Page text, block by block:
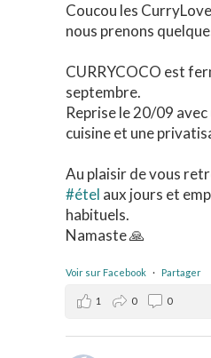
Coucou les
nous prenons
CURRYCOCO est
septembre.
Reprise le 20/09
cuisine et une
Au plaisir de vous
#étel aux jours et
habituels.
Namaste 🙏
Voir sur Facebook · Partager
1 0 0